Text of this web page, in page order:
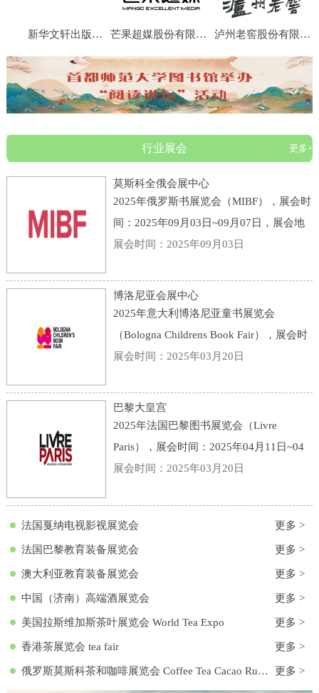
新华文轩出版传媒股份有限公司 芒果超媒股份有限公司 泸州老窖股份有限公司
行业展会 更多+
莫斯科全俄会展中心
2025年俄罗斯书展览会（MIBF），展会时
间：2025年09月03日~09月07日，展会地
点：俄罗斯-莫斯科-119 Prospekt Mira,
LITERATURA PUBLI
展会时间：2025年09月03日
博洛尼亚会展中心
2025年意大利博洛尼亚童书展览会
（Bologna Childrens Book Fair），展会时
间：2025年03月31日~04月03日，展会地
中心
展会时间：2025年03月20日
巴黎大皇宫
2025年法国巴黎图书展览会（Livre
Paris），展会时间：2025年04月11日~04
月13日，展会地点：法国-巴黎-3 Avenue
期
展会时间：2025年03月20日
法国戛纳电视影视展览会 更多 >
法国巴黎教育装备展览会 更多 >
澳大利亚教育装备展览会 更多 >
中国（济南）高端酒展览会 更多 >
美国拉斯维加斯茶叶展览会 World Tea Expo 更多 >
香港茶展览会 tea fair 更多 >
俄罗斯莫斯科茶和咖啡展览会 Coffee Tea Cacao Russian Expo 更多 >